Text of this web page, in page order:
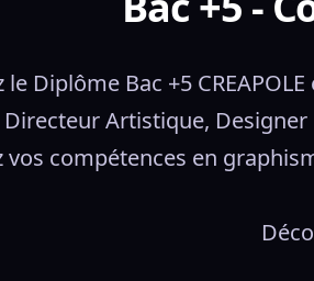
le Diplôme Bac +5
Artistique,
vos compétences en